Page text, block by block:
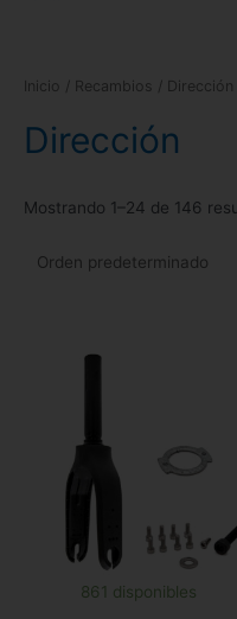
Inicio / Recambios / Dirección
Dirección
Mostrando 1–24 de 146
861 disponibles